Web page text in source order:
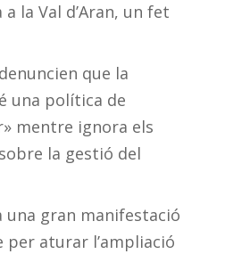
la Val d’Aran, un fet
que la
una política de
mentre ignora els
la gestió del
una gran manifestació
per aturar l’ampliació